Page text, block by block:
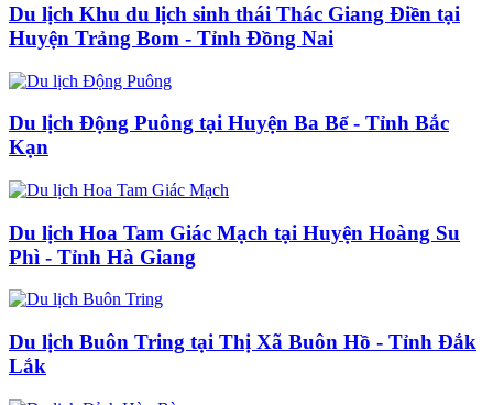
Du lịch Khu du lịch sinh thái Thác Giang Điền tại
Huyện Trảng Bom - Tỉnh Đồng Nai
Du lịch Động Puông tại Huyện Ba Bể - Tỉnh Bắc
Kạn
Du lịch Hoa Tam Giác Mạch tại Huyện Hoàng Su
Phì - Tỉnh Hà Giang
Du lịch Buôn Tring tại Thị Xã Buôn Hồ - Tỉnh Đắk
Lắk